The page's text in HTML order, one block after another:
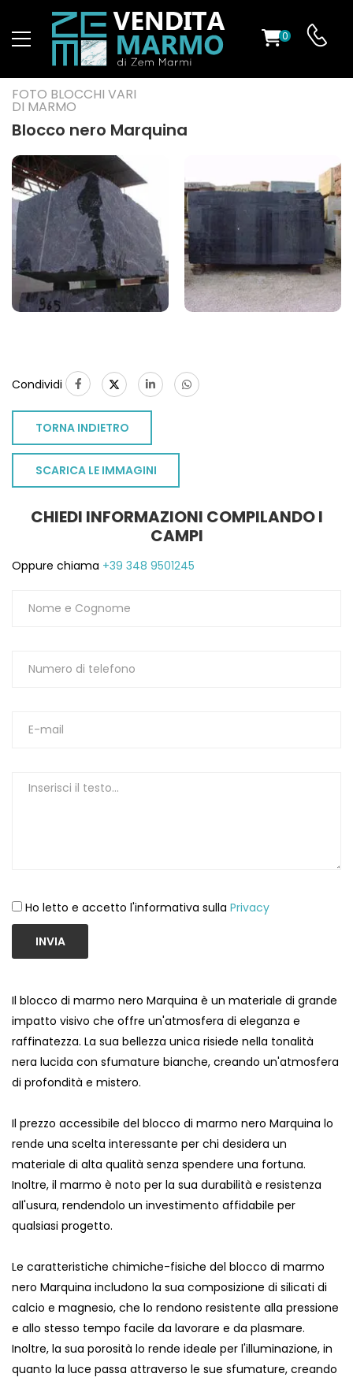
0
FOTO BLOCCHI VARI
DI MARMO
Blocco nero Marquina
Condividi
TORNA INDIETRO
SCARICA LE IMMAGINI
CHIEDI INFORMAZIONI COMPILANDO I
CAMPI
Oppure chiama +39 348 9501245
Ho letto e accetto l'informativa sulla Privacy
INVIA
Il blocco di marmo nero Marquina è un materiale di grande
impatto visivo che offre un'atmosfera di eleganza e
raffinatezza. La sua bellezza unica risiede nella tonalità
nera lucida con sfumature bianche, creando un'atmosfera
di profondità e mistero.
Il prezzo accessibile del blocco di marmo nero Marquina lo
rende una scelta interessante per chi desidera un
materiale di alta qualità senza spendere una fortuna.
Inoltre, il marmo è noto per la sua durabilità e resistenza
all'usura, rendendolo un investimento affidabile per
qualsiasi progetto.
Le caratteristiche chimiche-fisiche del blocco di marmo
nero Marquina includono la sua composizione di silicati di
calcio e magnesio, che lo rendono resistente alla pressione
e allo stesso tempo facile da lavorare e da plasmare.
Inoltre, la sua porosità lo rende ideale per l'illuminazione, in
quanto la luce passa attraverso le sue sfumature, creando